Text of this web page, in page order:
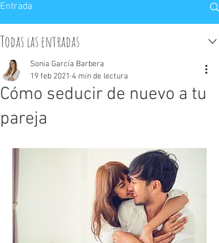
Entrada
Todas las entradas
Cómo seducir de nuevo a tu
pareja
Sonia García Barbera
19 feb 2021 4 min de lectura